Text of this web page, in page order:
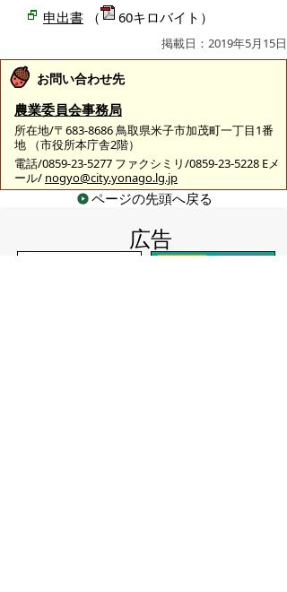
申出書 （ 60キロバイト）
掲載日：2019年5月15日
お問い合わせ先
農業委員会事務局
所在地/〒683-8686 鳥取県米子市加茂町一丁目1番
地 （市役所本庁舎2階）
電話/0859-23-5277 ファクシミリ/0859-23-5228 Eメ
ール/ nogyo@city.yonago.lg.jp
ページの先頭へ戻る
広告